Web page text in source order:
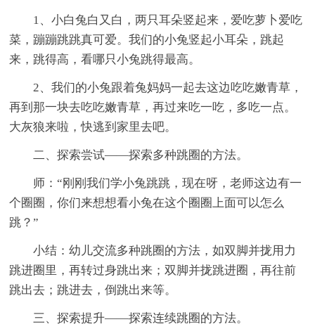
1、小白兔白又白，两只耳朵竖起来，爱吃萝卜爱吃
菜，蹦蹦跳跳真可爱。我们的小兔竖起小耳朵，跳起
来，跳得高，看哪只小兔跳得最高。
2、我们的小兔跟着兔妈妈一起去这边吃吃嫩青草，
再到那一块去吃吃嫩青草，再过来吃一吃，多吃一点。
大灰狼来啦，快逃到家里去吧。
二、探索尝试——探索多种跳圈的方法。
师：“刚刚我们学小兔跳跳，现在呀，老师这边有一
个圈圈，你们来想想看小兔在这个圈圈上面可以怎么
跳？”
小结：幼儿交流多种跳圈的方法，如双脚并拢用力
跳进圈里，再转过身跳出来；双脚并拢跳进圈，再往前
跳出去；跳进去，倒跳出来等。
三、探索提升——探索连续跳圈的方法。